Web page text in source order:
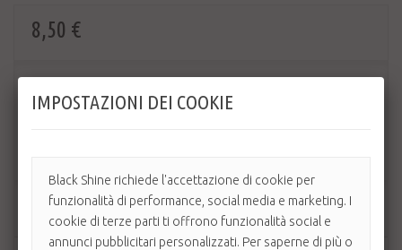
8,50 €
AGGIUNGI AL CARRELLO
IMPOSTAZIONI DEI COOKIE
Black Shine richiede l'accettazione di cookie per
funzionalità di performance, social media e marketing. I
cookie di terze parti ti offrono funzionalità social e
annunci pubblicitari personalizzati. Per saperne di più o